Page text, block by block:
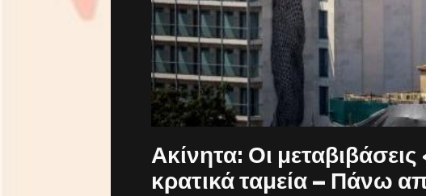
Ακίνητα: Οι
κρατικά ταμεία – Πάνω